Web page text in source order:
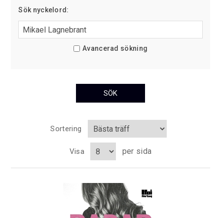
Sök nyckelord:
Avancerad sökning
Sortering
Visa per sida